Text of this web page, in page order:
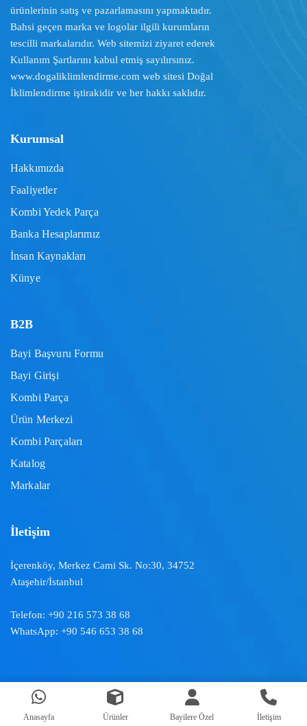
ürünlerinin satış ve pazarlamasını yapmaktadır.
Bahsi geçen marka ve logolar ilgili kurumların
tescilli markalarıdır. Web sitemizi ziyaret ederek
Kullanım Şartlarını kabul etmiş sayılırsınız.
www.dogaliklimlendirme.com web sitesi Doğal
İklimlendirme iştirakidir ve her hakkı saklıdır.
Kurumsal
Hakkımızda
Faaliyetler
Kombi Yedek Parça
Banka Hesaplarımız
İnsan Kaynakları
Künye
B2B
Bayi Başvuru Formu
Bayi Girişi
Kombi Parça
Ürün Merkezi
Kombi Parçaları
Katalog
Markalar
İletişim
İçerenköy, Merkez Cami Sk. No:30, 34752
Ataşehir/İstanbul
Telefon: +90 216 573 38 68
WhatsApp: +90 546 653 38 68
Doğal İklimlendirme ™ | 2024
Anasayfa Ürünler Bayilere Özel İletişim